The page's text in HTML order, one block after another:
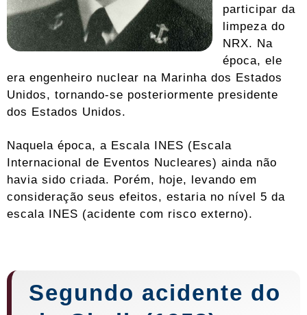
participar da
limpeza do
NRX. Na
época, ele
era engenheiro nuclear na Marinha dos Estados
Unidos, tornando-se posteriormente presidente
dos Estados Unidos.
Naquela época, a Escala INES (Escala
Internacional de Eventos Nucleares) ainda não
havia sido criada. Porém, hoje, levando em
consideração seus efeitos, estaria no nível 5 da
escala INES (acidente com risco externo).
Segundo acidente do